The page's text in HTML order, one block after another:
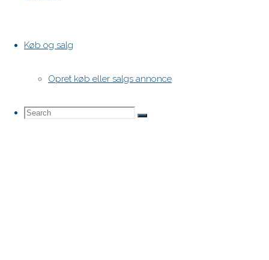
Køb og salg
Opret køb eller salgs annonce
Search
Search
Search